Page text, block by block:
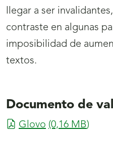
llegar a ser
contraste en algunas
imposibilidad de
textos.
Documento de
Glovo (0,16 MB)